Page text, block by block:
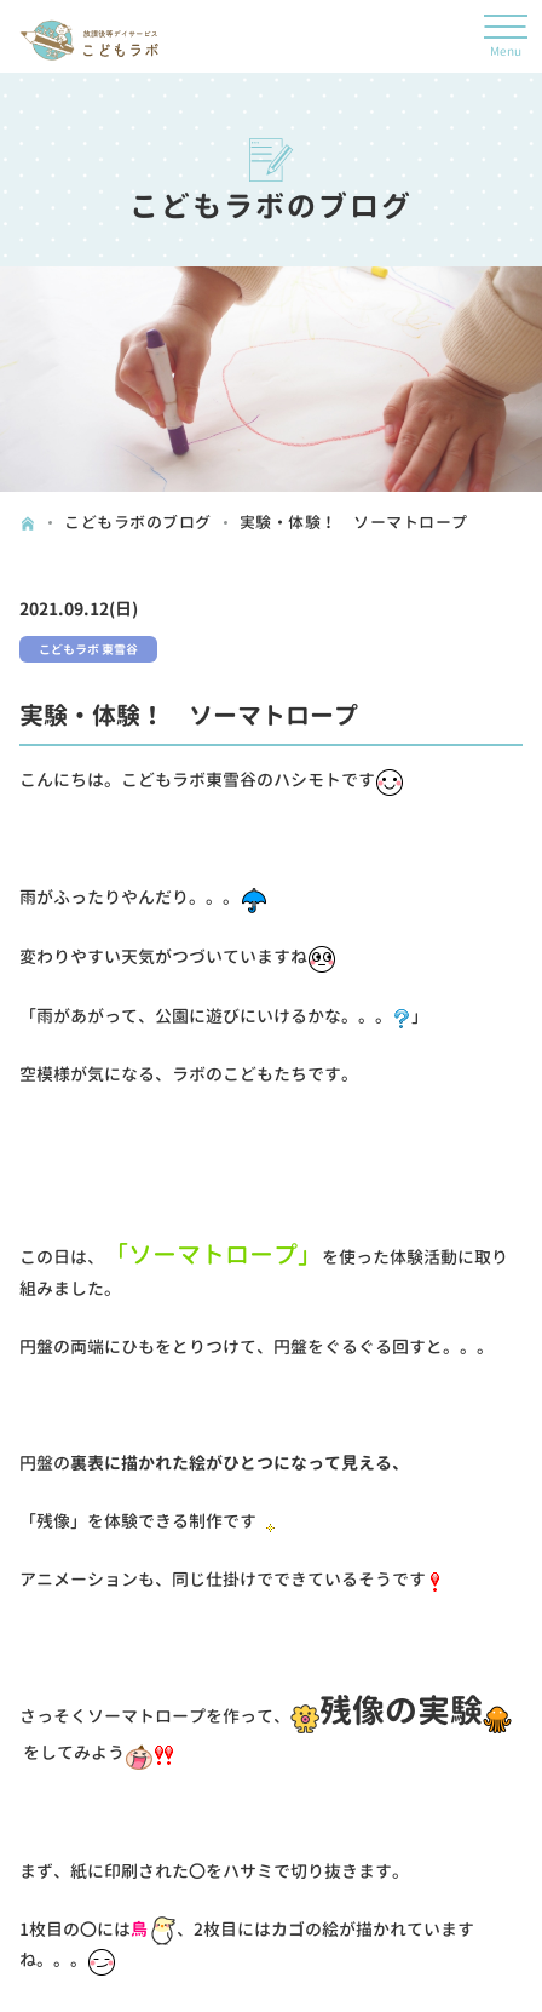
こどもラボのブログ
こどもラボのブログ 実験・体験！ ソーマトロープ
2021.09.12(日)
こどもラボ 東雪谷
実験・体験！ ソーマトロープ
こんにちは。こどもラボ東雪谷のハシモトです
雨がふったりやんだり。。。
変わりやすい天気がつづいていますね
「雨があがって、公園に遊びにいけるかな。。。 」
空模様が気になる、ラボのこどもたちです。
この日は、 「ソーマトロープ」
を使った体験活動に取り
組みました。
円盤の両端にひもをとりつけて、円盤をぐるぐる回すと。。。
円盤の裏表に描かれた絵がひとつになって見える、
「残像」を体験できる制作です
アニメーションも、同じ仕掛けでできているそうです
さっそくソーマトロープを作って、 残像の実験
をしてみよう
まず、紙に印刷された〇をハサミで切り抜きます。
1枚目の〇には鳥 、2枚目にはカゴの絵が描かれています
ね。。。